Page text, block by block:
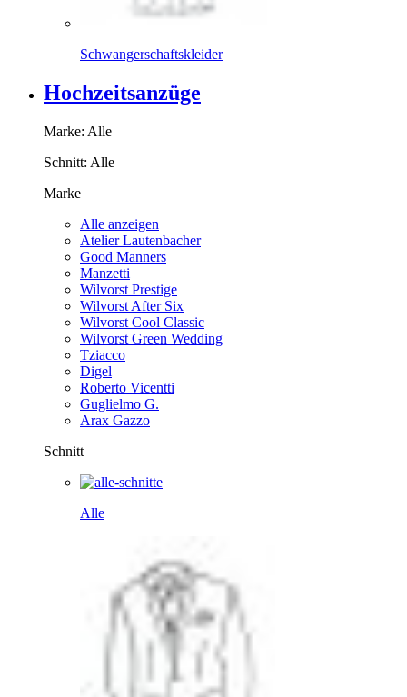
Schwangerschaftskleider
Hochzeitsanzüge
Marke: Alle
Schnitt: Alle
Marke
Alle anzeigen
Atelier Lautenbacher
Good Manners
Manzetti
Wilvorst Prestige
Wilvorst After Six
Wilvorst Cool Classic
Wilvorst Green Wedding
Tziacco
Digel
Roberto Vicentti
Guglielmo G.
Arax Gazzo
Schnitt
Alle